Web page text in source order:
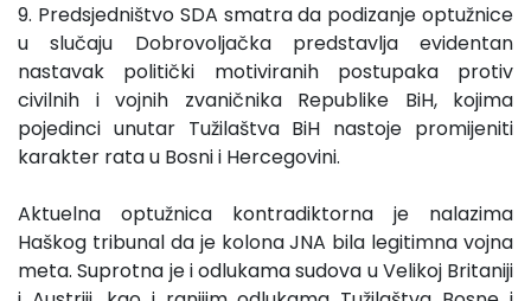
9. Predsjedništvo SDA smatra da podizanje optužnice
u slučaju Dobrovoljačka predstavlja evidentan
nastavak politički motiviranih postupaka protiv
civilnih i vojnih zvaničnika Republike BiH, kojima
pojedinci unutar Tužilaštva BiH nastoje promijeniti
karakter rata u Bosni i Hercegovini.
Aktuelna optužnica kontradiktorna je nalazima
Haškog tribunal da je kolona JNA bila legitimna vojna
meta. Suprotna je i odlukama sudova u Velikoj Britaniji